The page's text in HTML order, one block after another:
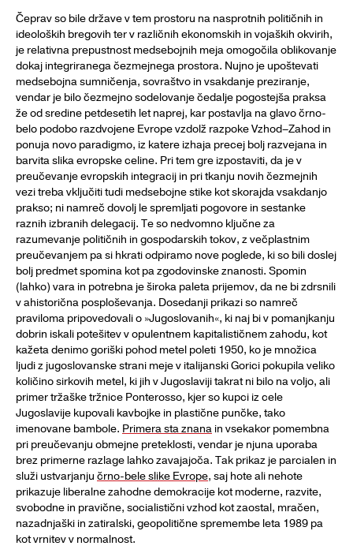
Čeprav so bile države v tem prostoru na nasprotnih političnih in
ideoloških bregovih ter v različnih ekonomskih in vojaških okvirih,
je relativna prepustnost medsebojnih meja omogočila oblikovanje
dokaj integriranega čezmejnega prostora. Nujno je upoštevati
medsebojna sumničenja, sovraštvo in vsakdanje preziranje,
vendar je bilo čezmejno sodelovanje čedalje pogostejša praksa
že od sredine petdesetih let naprej, kar postavlja na glavo črno-
belo podobo razdvojene Evrope vzdolž razpoke Vzhod–Zahod in
ponuja novo paradigmo, iz katere izhaja precej bolj razvejana in
barvita slika evropske celine. Pri tem gre izpostaviti, da je v
preučevanje evropskih integracij in pri tkanju novih čezmejnih
vezi treba vključiti tudi medsebojne stike kot skorajda vsakdanjo
prakso; ni namreč dovolj le spremljati pogovore in sestanke
raznih izbranih delegacij. Te so nedvomno ključne za
razumevanje političnih in gospodarskih tokov, z večplastnim
preučevanjem pa si hkrati odpiramo nove poglede, ki so bili doslej
bolj predmet spomina kot pa zgodovinske znanosti. Spomin
(lahko) vara in potrebna je široka paleta prijemov, da ne bi zdrsnili
v ahistorična posploševanja. Dosedanji prikazi so namreč
praviloma pripovedovali o »Jugoslovanih«, ki naj bi v pomanjkanju
dobrin iskali potešitev v opulentnem kapitalističnem zahodu, kot
kažeta denimo goriški pohod metel poleti 1950, ko je množica
ljudi z jugoslovanske strani meje v italijanski Gorici pokupila veliko
količino sirkovih metel, ki jih v Jugoslaviji takrat ni bilo na voljo, ali
primer tržaške tržnice Ponterosso, kjer so kupci iz cele
Jugoslavije kupovali kavbojke in plastične punčke, tako
imenovane bambole. Primera sta znana in vsekakor pomembna
pri preučevanju obmejne preteklosti, vendar je njuna uporaba
brez primerne razlage lahko zavajajoča. Tak prikaz je parcialen in
služi ustvarjanju črno-bele slike Evrope, saj hote ali nehote
prikazuje liberalne zahodne demokracije kot moderne, razvite,
svobodne in pravične, socialistični vzhod kot zaostal, mračen,
nazadnjaški in zatiralski, geopolitične spremembe leta 1989 pa
kot vrnitev v normalnost.